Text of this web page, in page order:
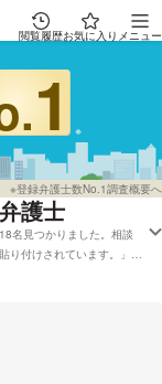
閲覧履歴お気に入り メニュー
1
※登録弁護士数No.1調査概要へ
護士
名見つかりました。相談
り付けされています。」な
してくれる弁護士や着手
ることができます。例と
の要望にも応じることがで
話を十分にお伺いしま
ている方は弁護士ドットコ